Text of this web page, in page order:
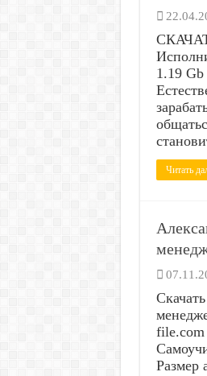
1.19
Читать
file.com
Размер